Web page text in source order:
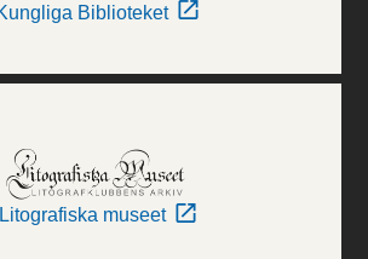
Biblioteket
Litografiska museet